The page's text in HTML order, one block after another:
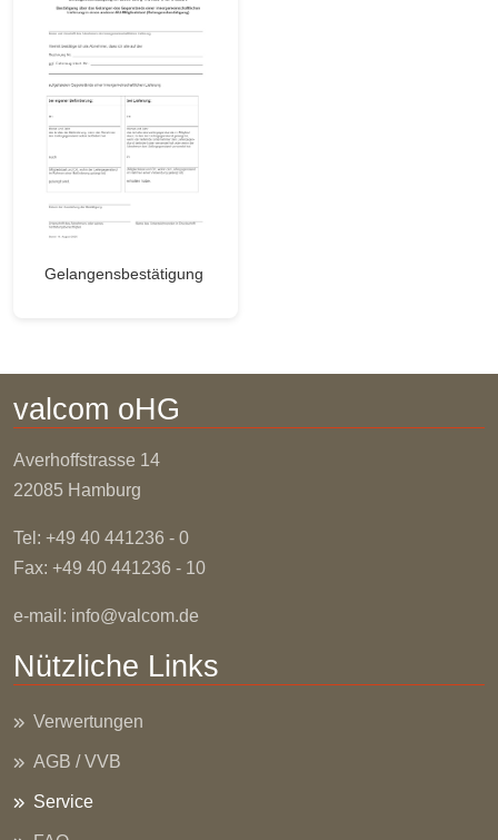
Gelangensbestätigung
valcom oHG
Averhoffstrasse 14
22085 Hamburg
Tel: +49 40 441236 - 0
Fax: +49 40 441236 - 10
e-mail: info@valcom.de
Nützliche Links
Verwertungen
AGB / VVB
Service